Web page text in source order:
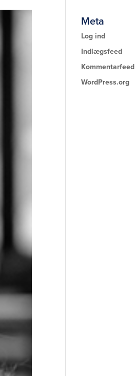
Meta
Log ind
Indlægsfeed
Kommentarfeed
WordPress.org